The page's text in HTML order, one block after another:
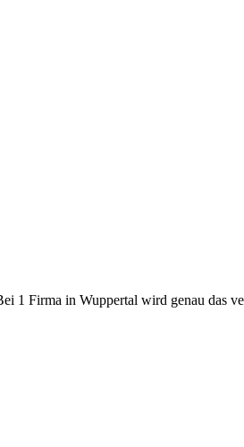
Firma in Wuppertal wird genau das